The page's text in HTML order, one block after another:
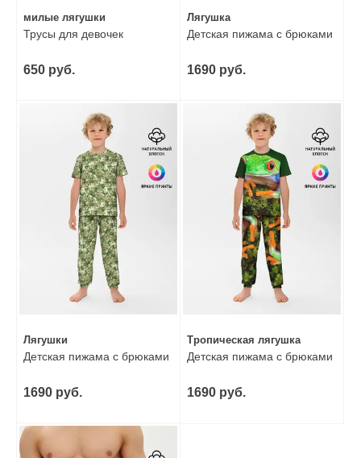
милые лягушки
Трусы для девочек
650 руб.
Лягушка
Детская пижама с брюками
1690 руб.
Лягушки
Детская пижама с брюками
1690 руб.
Тропическая лягушка
Детская пижама с брюками
1690 руб.